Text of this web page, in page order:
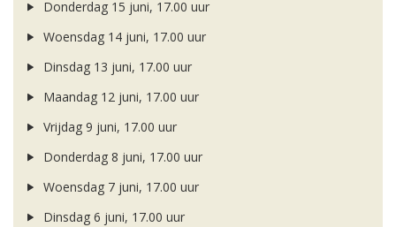
Donderdag 15 juni, 17.00 uur
Woensdag 14 juni, 17.00 uur
Dinsdag 13 juni, 17.00 uur
Maandag 12 juni, 17.00 uur
Vrijdag 9 juni, 17.00 uur
Donderdag 8 juni, 17.00 uur
Woensdag 7 juni, 17.00 uur
Dinsdag 6 juni, 17.00 uur